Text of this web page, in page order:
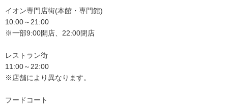
イオン専門店街(本館・専門館)
10:00～21:00
※一部9:00開店、22:00閉店
レストラン街
11:00～22:00
※店舗により異なります。
フードコート